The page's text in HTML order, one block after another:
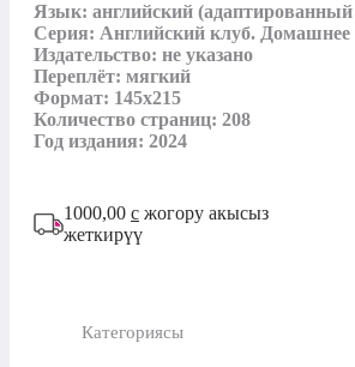
Язык: английский (адаптированный
Серия: Английский клуб. Домашнее
Издательство: не указано
Переплёт: мягкий
Формат: 145х215
Количество страниц: 208
Год издания: 2024
1000,00 с жогору акысыз
жеткирүү
Категориясы